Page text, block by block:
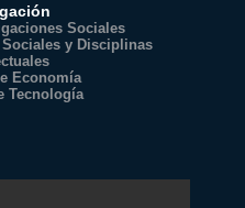
Sociales
y Disciplinas
Economía
Tecnología